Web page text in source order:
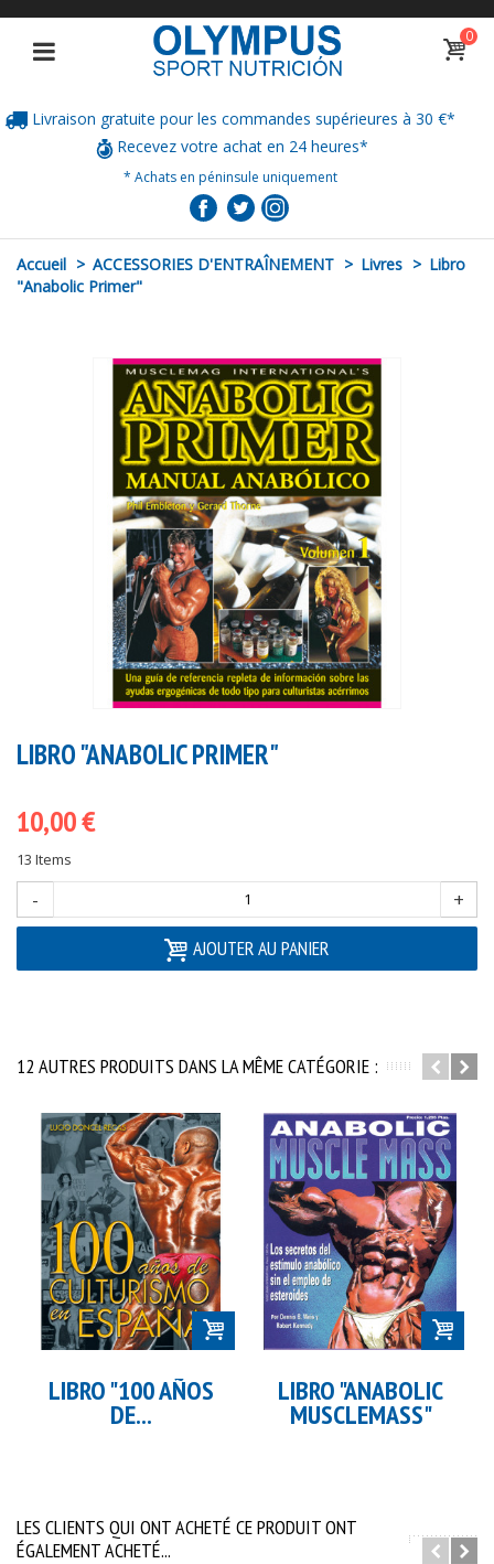
0
Livraison gratuite pour les commandes supérieures à 30 €*
Recevez votre achat en 24 heures*
* Achats en péninsule uniquement
Accueil > ACCESSORIES D'ENTRAÎNEMENT > Livres > Libro
"Anabolic Primer"
LIBRO "ANABOLIC PRIMER"
10,00 €
13 Items
-
+
AJOUTER AU PANIER
12 AUTRES PRODUITS DANS LA MÊME CATÉGORIE :
LIBRO "100 AÑOS
DE...
LIBRO "ANABOLIC
MUSCLEMASS"
LES CLIENTS QUI ONT ACHETÉ CE PRODUIT ONT
ÉGALEMENT ACHETÉ...